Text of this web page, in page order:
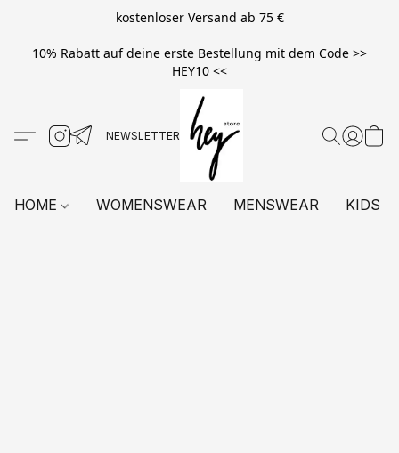
kostenloser Versand ab 75 €
10% Rabatt auf deine erste Bestellung mit dem Code >>
HEY10 <<
HOME WOMENSWEAR MENSWEAR KIDS